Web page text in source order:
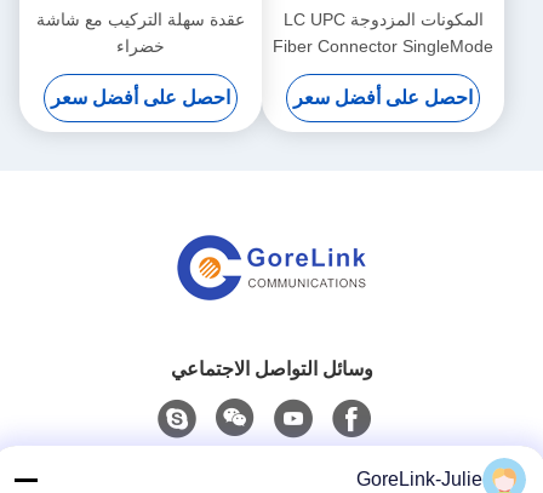
المكونات المزدوجة LC UPC
Fiber Connector SingleMode
Plastic Housing مع اللون
الأزرق
احصل على أفضل سعر
عقدة سهلة التركيب مع شاشة
خضراء
احصل على أفضل سعر
وسائل التواصل الاجتماعي
GoreLink-Julie